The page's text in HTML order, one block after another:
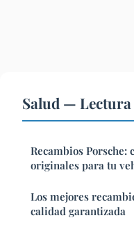
Salud — Lectura
Recambios Porsche:
originales para tu
Los mejores
calidad garantizada